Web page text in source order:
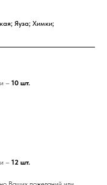
Яуза; Химки;
– 10 шт.
– 12 шт.